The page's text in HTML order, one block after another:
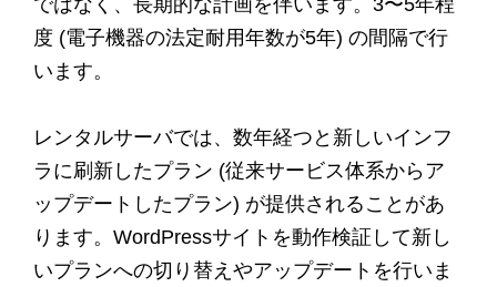
ではなく、長期的な計画を伴います。3〜5年程
度 (電子機器の法定耐用年数が5年) の間隔で行
います。
レンタルサーバでは、数年経つと新しいインフ
ラに刷新したプラン (従来サービス体系からア
ップデートしたプラン) が提供されることがあ
ります。WordPressサイトを動作検証して新し
いプランへの切り替えやアップデートを行いま